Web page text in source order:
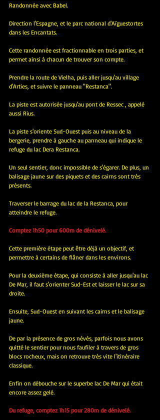
Randonnée avec Babel.
Direction l'Espagne, et le parc national d'Aïguestortes
dans les Encantats.
Cette randonnée est fractionnable en trois parties, et
permet ainsi à chacun de trouver son compte.
Prendre la route de Vielha, puis aller jusqu'au village
d'Arties, et suivre le panneau "Restanca".
La piste est autorisée jusqu'au pont de Ressec , appelé
aussi Rius.
La piste s'oriente Sud-Ouest puis au niveau de la
bergerie, prendre à gauche au panneau qui indique le
refuge du lac Dera Restanca.
Un seul sentier, donc impossible de s'égarer. De plus, un
balisage jaune sur des piquets et des cairns sont très
présents.
Traverser le barrage du lac de la Restanca, pour
atteindre le refuge.
Comptez 1h50 pour 600m de dénivelé.
Cette première étape peut être déjà un objectif, et
permettre à certains de flâner dans les environs.
Pour la deuxième étape, qui consiste à aller jusqu'au lac
De Mar, il faut s'orienter Sud-Est et laisser le lac sur sa
droite.
Ensuite, Sud-Ouest en suivant les cairns et le balisage
jaune.
De par la présence de gros névés, parfois nous avons
quitté le sentier pour nous faufiler à travers de gros
blocs rocheux, mais on retrouve très vite l'itinéraire
classique.
Enfin on débouche sur le superbe lac De Mar qui était
encore assez gelé.
Du refuge, comptez 1h15 pour 280m de dénivelé.